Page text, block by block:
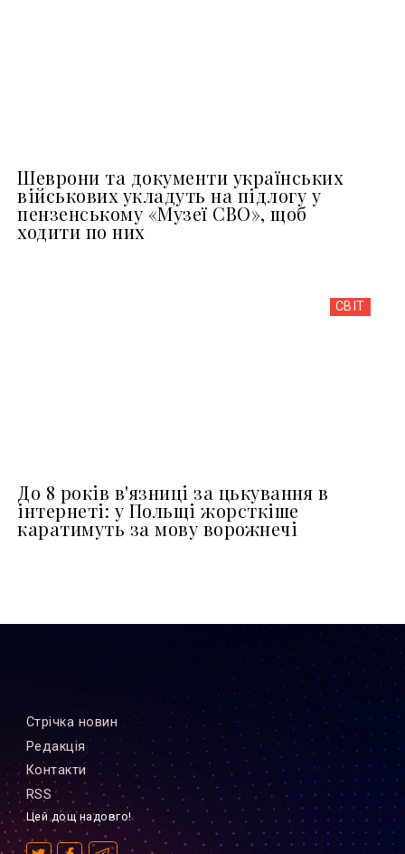
Шеврони та документи українських
військових укладуть на підлогу у
пензенському «Музеї СВО», щоб
ходити по них
СВІТ
До 8 років в'язниці за цькування в
інтернеті: у Польщі жорсткіше
каратимуть за мову ворожнечі
Стрiчка новин
Редакцiя
Контакти
RSS
Цей дощ надовго!